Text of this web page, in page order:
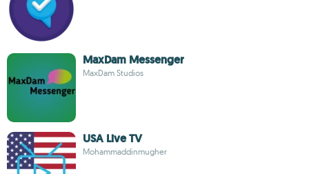
MaxDam Messenger
MaxDam Studios
USA Live TV
Mohammaddinmugher